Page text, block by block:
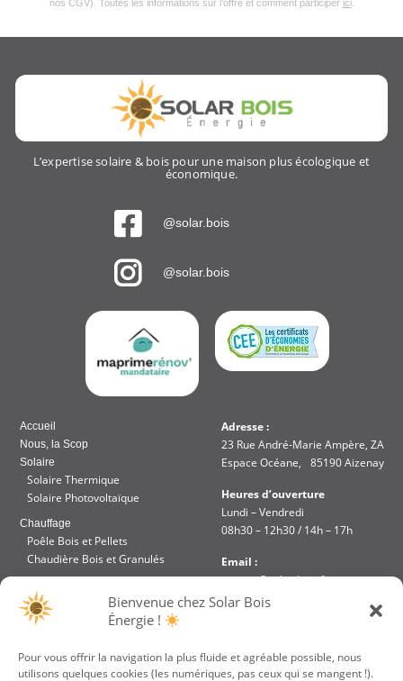
Bienvenue chez Solar Bois
Énergie !
Pour vous offrir la navigation la plus fluide et agréable possible, nous
utilisons quelques cookies (les numériques, pas ceux qui se mangent !).
nos CGV). Toutes les informations sur l’offre et comment participer ici.
L’expertise solaire & bois pour une maison plus écologique et
économique.
@solar.bois
@solar.bois
Accueil
Nous, la Scop
Solaire
Solaire Thermique
Solaire Photovoltaïque
Chauffage
Poêle Bois et Pellets
Chaudière Bois et Granulés
Aides et Financements
Accès intranet
Adresse :
23 Rue André-Marie Ampère, ZA
Espace Océane, 85190 Aizenay
Heures d’ouverture
Lundi – Vendredi
08h30 – 12h30 / 14h – 17h
Email :
contact@solar-bois.fr
Téléphone :
JE PARRAINE UN VOTRE DEVIS